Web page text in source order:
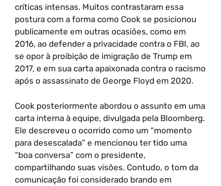
críticas intensas. Muitos contrastaram essa
postura com a forma como Cook se posicionou
publicamente em outras ocasiões, como em
2016, ao defender a privacidade contra o FBI, ao
se opor à proibição de imigração de Trump em
2017, e em sua carta apaixonada contra o racismo
após o assassinato de George Floyd em 2020.
Cook posteriormente abordou o assunto em uma
carta interna à equipe, divulgada pela Bloomberg.
Ele descreveu o ocorrido como um “momento
para desescalada” e mencionou ter tido uma
“boa conversa” com o presidente,
compartilhando suas visões. Contudo, o tom da
comunicação foi considerado brando em